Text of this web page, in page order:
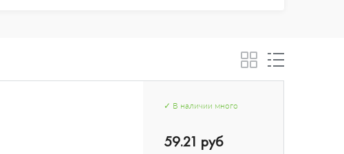
✓ В наличии много
59.21 руб